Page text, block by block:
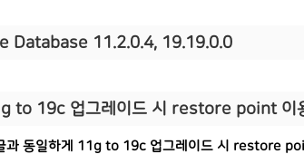
Database 11.2.0.4, 19.19.0.0
to 19c 업그레이드 시 restore point 이
과 동일하게 11g to 19c 업그레이드 시 restore